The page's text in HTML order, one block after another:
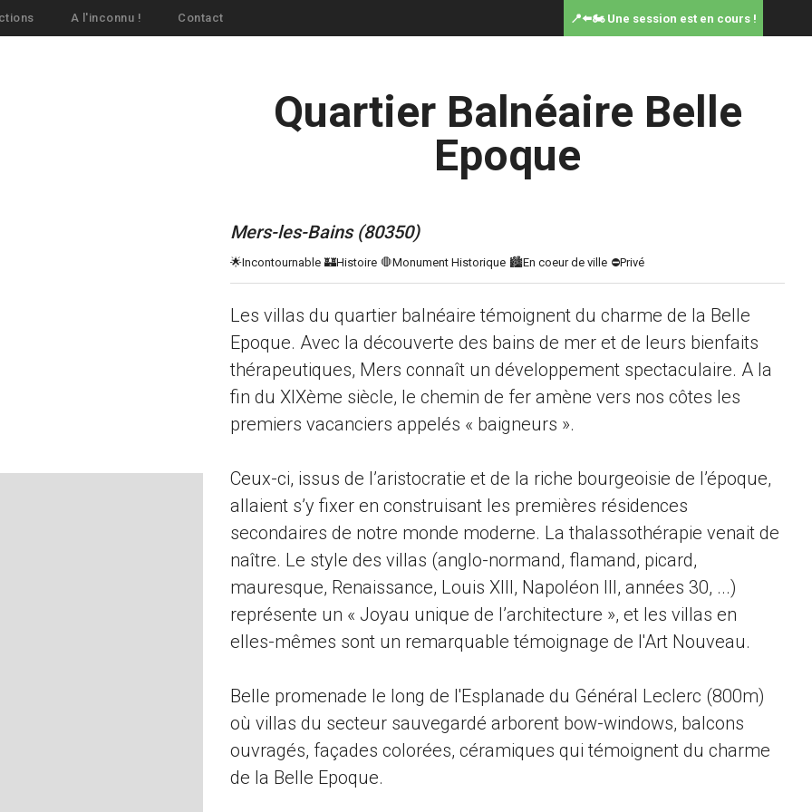
A l'inconnu ! Contact 📍⬅️🏍️ Une session est en cours !
Quartier Balnéaire Belle
Epoque
Mers-les-Bains (80350)
Les villas du quartier balnéaire témoignent du charme de la Belle
Epoque. Avec la découverte des bains de mer et de leurs bienfaits
thérapeutiques, Mers connaît un développement spectaculaire. A la
fin du XIXème siècle, le chemin de fer amène vers nos côtes les
premiers vacanciers appelés « baigneurs ».
Ceux-ci, issus de l’aristocratie et de la riche bourgeoisie de l’époque,
allaient s’y fixer en construisant les premières résidences
secondaires de notre monde moderne. La thalassothérapie venait de
naître. Le style des villas (anglo-normand, flamand, picard,
mauresque, Renaissance, Louis XIII, Napoléon III, années 30, ...)
représente un « Joyau unique de l’architecture », et les villas en
elles-mêmes sont un remarquable témoignage de l'Art Nouveau.
Belle promenade le long de l'Esplanade du Général Leclerc (800m)
où villas du secteur sauvegardé arborent bow-windows, balcons
ouvragés, façades colorées, céramiques qui témoignent du charme
de la Belle Epoque.